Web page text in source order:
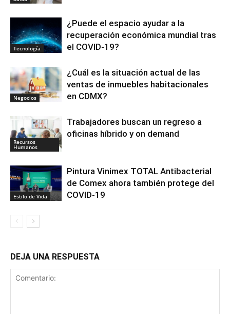
Tecnología
¿Puede el espacio ayudar a la
recuperación económica mundial tras
el COVID-19?
Negocios
¿Cuál es la situación actual de las
ventas de inmuebles habitacionales
en CDMX?
Recursos
Humanos
Trabajadores buscan un regreso a
oficinas híbrido y on demand
Estilo de Vida
Pintura Vinimex TOTAL Antibacterial
de Comex ahora también protege del
COVID-19
DEJA UNA RESPUESTA